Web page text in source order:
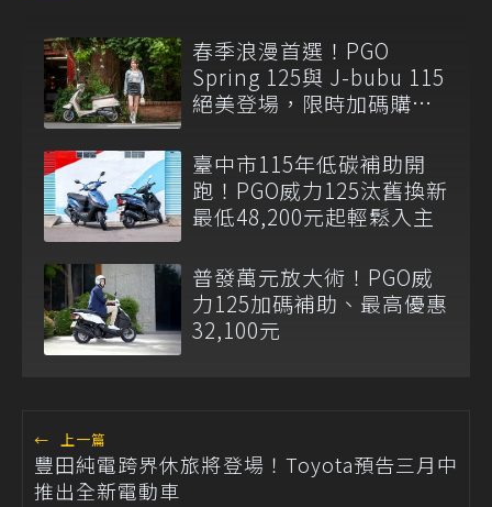
春季浪漫首選！PGO
Spring 125與 J-bubu 115
絕美登場，限時加碼購車
臺中市115年低碳補助開
跑！PGO威力125汰舊換新
最低48,200元起輕鬆入主
普發萬元放大術！PGO威
力125加碼補助、最高優惠
32,100元
← 上一篇
豐田純電跨界休旅將登場！Toyota預告三月中
推出全新電動車